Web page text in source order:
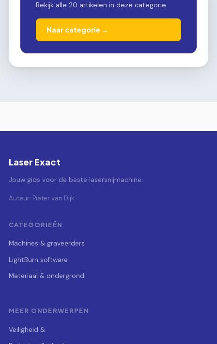
Bekijk alle 20 artikelen in deze categorie.
Naar categorie →
Laser Exact
Jouw gids voor de beste lasersnijmachine.
Auteur: Pieter van Dijk
CATEGORIEËN
Machines & graveerders
LightBurn software
Materiaal & ondergrond
MEER ONDERWERPEN
Veiligheid &